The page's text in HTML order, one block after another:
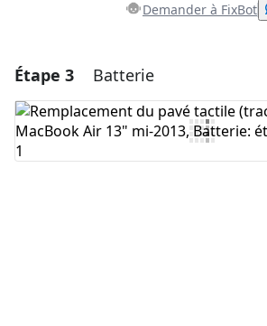
Demander à FixBot
Ajouter un commentaire
Ajouter un commentaire
Étape 3 Batterie